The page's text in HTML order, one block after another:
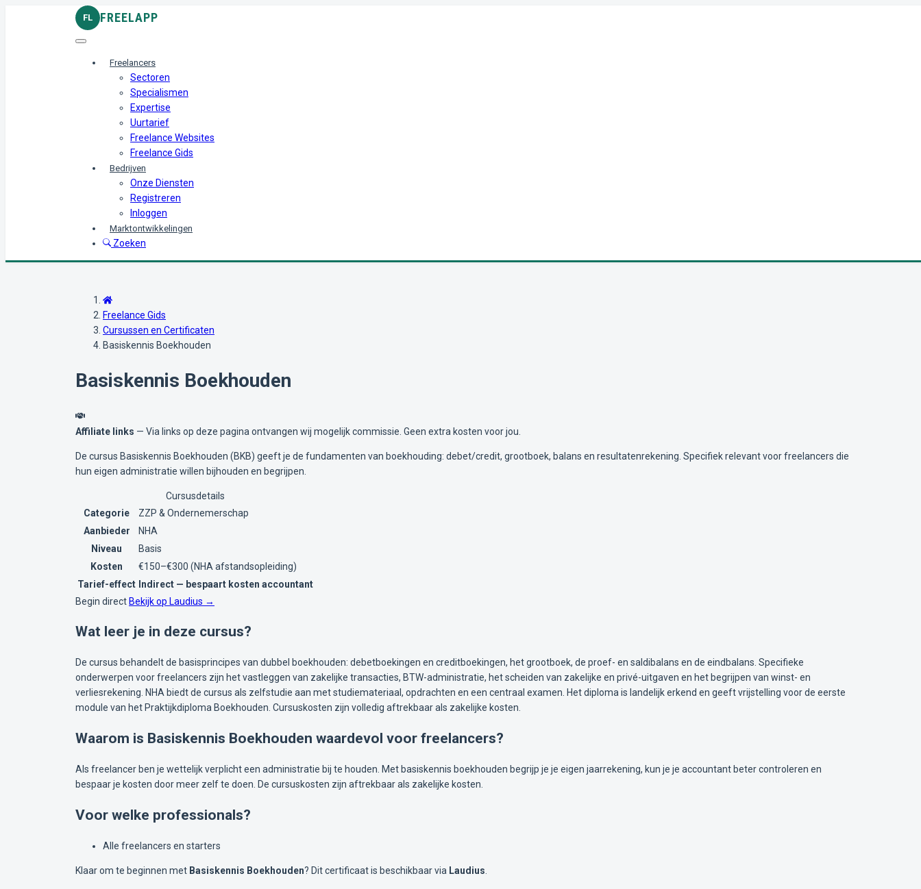
FL FREELAPP
Freelancers
Sectoren
Specialismen
Expertise
Uurtarief
Freelance Websites
Freelance Gids
Bedrijven
Onze Diensten
Registreren
Inloggen
Marktontwikkelingen
Zoeken
Freelance Gids
Cursussen en Certificaten
Basiskennis Boekhouden
Basiskennis Boekhouden
Affiliate links — Via links op deze pagina ontvangen wij mogelijk commissie. Geen extra kosten voor jou.
De cursus Basiskennis Boekhouden (BKB) geeft je de fundamenten van boekhouding: debet/credit, grootboek, balans en resultatenrekening. Specifiek relevant voor freelancers die
hun eigen administratie willen bijhouden en begrijpen.
Cursusdetails
Categorie
ZZP & Ondernemerschap
Aanbieder
NHA
Niveau
Basis
Kosten
€150–€300 (NHA afstandsopleiding)
Tarief-effect Indirect — bespaart kosten accountant
Begin directBekijk op Laudius →
Wat leer je in deze cursus?
De cursus behandelt de basisprincipes van dubbel boekhouden: debetboekingen en creditboekingen, het grootboek, de proef- en saldibalans en de eindbalans. Specifieke
onderwerpen voor freelancers zijn het vastleggen van zakelijke transacties, BTW-administratie, het scheiden van zakelijke en privé-uitgaven en het begrijpen van winst- en
verliesrekening. NHA biedt de cursus als zelfstudie aan met studiemateriaal, opdrachten en een centraal examen. Het diploma is landelijk erkend en geeft vrijstelling voor de eerste
module van het Praktijkdiploma Boekhouden. Cursuskosten zijn volledig aftrekbaar als zakelijke kosten.
Waarom is Basiskennis Boekhouden waardevol voor freelancers?
Als freelancer ben je wettelijk verplicht een administratie bij te houden. Met basiskennis boekhouden begrijp je je eigen jaarrekening, kun je je accountant beter controleren en
bespaar je kosten door meer zelf te doen. De cursuskosten zijn aftrekbaar als zakelijke kosten.
Voor welke professionals?
Alle freelancers en starters
Klaar om te beginnen met Basiskennis Boekhouden? Dit certificaat is beschikbaar via Laudius